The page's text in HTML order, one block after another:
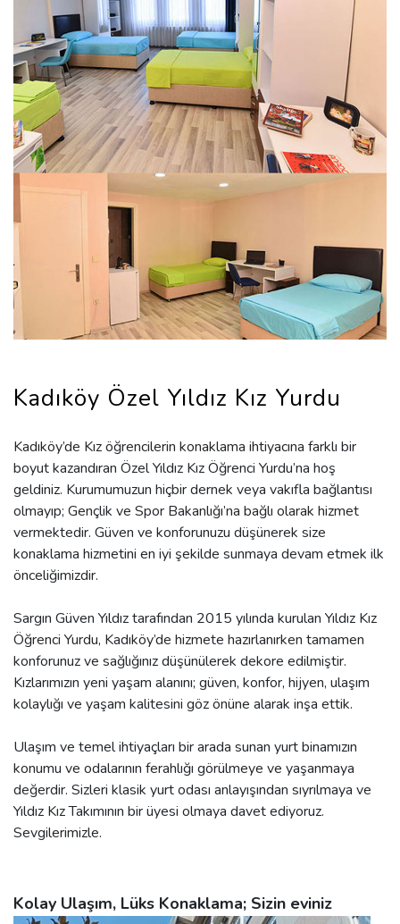
Kadıköy Özel Yıldız Kız Yurdu
Kadıköy’de Kız öğrencilerin konaklama ihtiyacına farklı bir
boyut kazandıran Özel Yıldız Kız Öğrenci Yurdu’na hoş
geldiniz. Kurumumuzun hiçbir dernek veya vakıfla bağlantısı
olmayıp; Gençlik ve Spor Bakanlığı’na bağlı olarak hizmet
vermektedir. Güven ve konforunuzu düşünerek size
konaklama hizmetini en iyi şekilde sunmaya devam etmek ilk
önceliğimizdir.
Sargın Güven Yıldız tarafından 2015 yılında kurulan Yıldız Kız
Öğrenci Yurdu, Kadıköy’de hizmete hazırlanırken tamamen
konforunuz ve sağlığınız düşünülerek dekore edilmiştir.
Kızlarımızın yeni yaşam alanını; güven, konfor, hijyen, ulaşım
kolaylığı ve yaşam kalitesini göz önüne alarak inşa ettik.
Ulaşım ve temel ihtiyaçları bir arada sunan yurt binamızın
konumu ve odalarının ferahlığı görülmeye ve yaşanmaya
değerdir. Sizleri klasik yurt odası anlayışından sıyrılmaya ve
Yıldız Kız Takımının bir üyesi olmaya davet ediyoruz.
Sevgilerimizle.
Kolay Ulaşım, Lüks Konaklama; Sizin eviniz